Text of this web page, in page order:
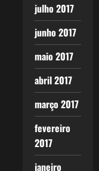
julho 2017
junho 2017
maio 2017
abril 2017
março 2017
fevereiro
2017
janeiro